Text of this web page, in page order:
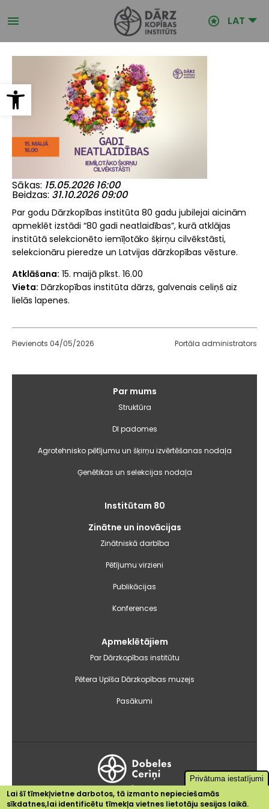
Open toolbar
uz
galveno LAT
Sākas 15.05.2026 16:00
Beidzas 31.10.2026 09:00
Par godu Dārzkopības institūta 80 gadu jubilejai aicinām
apmeklēt izstādi “80 gadi neatlaidības”, kurā atklājas
institūtā selekcionēto iemīļotāko šķirņu cilvēkstāsti,
selekcionāru pieredze un Latvijas dārzkopības vēsture.
Atklāšana: 15. maijā plkst. 16.00
Vieta: Dārzkopības institūta dārzs, galvenais celiņš aiz
lielās lapenes.
Pievienots 04/05/2026 Portāla administrators
Par mums
Struktūra
DI padomes
Agrotehnisko pētījumu un šķirņu izvērtēšanas nodaļa
Ģenētikas un selekcijas nodaļa
Institūtam 80
Zinātne un inovācijas
Zinātniskā darbība
Pētījumu virzieni
Publikācijas
Konferences
Apmeklētājiem
Par Dārzkopības institūtu
Pētera Upīša Dārzkopības muzejs
Pasākumi
Dobele
+20.2°C
2024 © Dārzkopības institūts
Privātuma iestatījumi
Lai šī tīmekļvietne darbotos, tā izmanto nepieciešamās
sīkdatnes,lai identificētu tīmekļa vietnes lietotāju sesijas laikā.